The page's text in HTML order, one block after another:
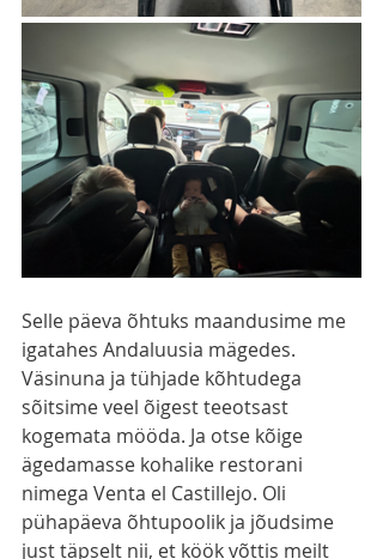
Selle päeva õhtuks maandusime me
igatahes Andaluusia mägedes.
Väsinuna ja tühjade kõhtudega
sõitsime veel õigest teeotsast
kogemata mööda. Ja otse kõige
ägedamasse kohalike restorani
nimega Venta el Castillejo. Oli
pühapäeva õhtupoolik ja jõudsime
just täpselt nii, et köök võttis meilt